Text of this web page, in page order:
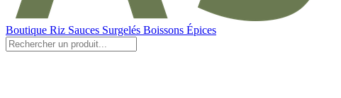
Boutique Riz Sauces Surgelés Boissons Épices